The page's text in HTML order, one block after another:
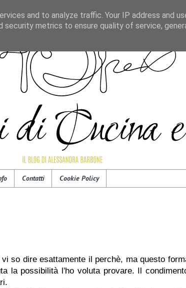
Contatti Cookie Policy
so dire esattamente il perchè, ma questo
la possibilità l'ho voluta provare. Il
and to analyze traffic. Your IP address and
security metrics to ensure quality of service,